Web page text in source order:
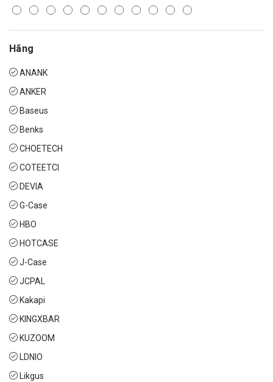
Hãng
ANANK
ANKER
Baseus
Benks
CHOETECH
COTEETCI
DEVIA
G-Case
HBO
HOTCASE
J-Case
JCPAL
Kakapi
KINGXBAR
KUZOOM
LDNIO
Likgus